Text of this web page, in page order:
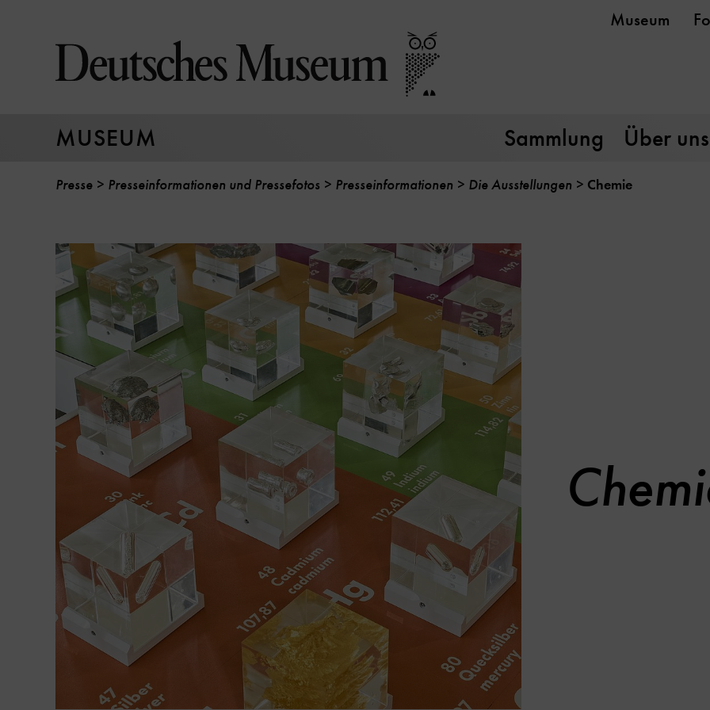
Seiteninhalt
springen
Museum
MUSEUM Sammlung Über uns
Presse Presseinformationen und Pressefotos Presseinformationen Die Ausstellungen Chemie